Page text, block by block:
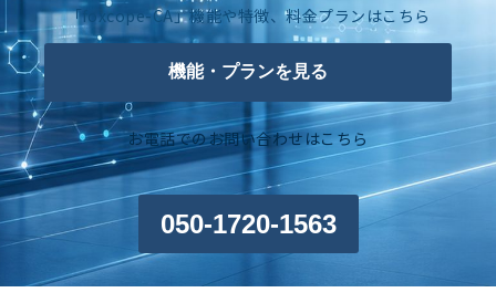
「foxcope-CA」機能や特徴、料金プランはこちら
機能・プランを見る
お電話でのお問い合わせはこちら
050-1720-1563